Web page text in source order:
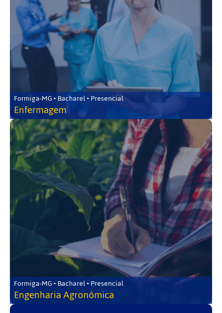
Formiga-MG • Bacharel • Presencial
Enfermagem
Formiga-MG • Bacharel • Presencial
Engenharia Agronômica